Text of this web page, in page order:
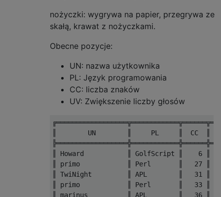
nożyczki: wygrywa na papier, przegrywa ze
skałą, krawat z nożyczkami.
Obecne pozycje:
UN: nazwa użytkownika
PL: Język programowania
CC: liczba znaków
UV: Zwiększenie liczby głosów
║        UN        ║     PL     ║  CC  ║
║ Howard           ║ GolfScript ║    6 ║
║ primo            ║ Perl       ║   27 ║
║ TwiNight         ║ APL        ║   31 ║
║ primo            ║ Perl       ║   33 ║
║ marinus          ║ APL        ║   36 ║